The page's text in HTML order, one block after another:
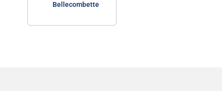
Bellecombette